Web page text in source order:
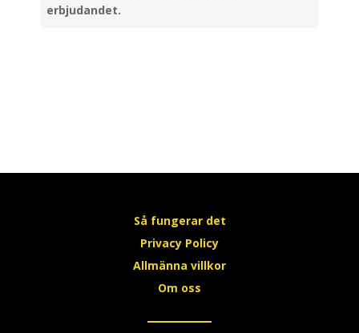
erbjudandet.
Så fungerar det
Privacy Policy
Allmänna villkor
Om oss